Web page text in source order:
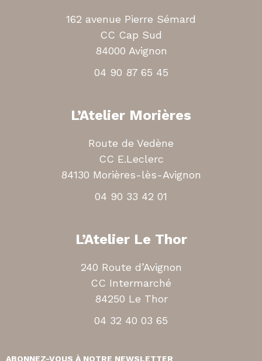
162 avenue Pierre Sémard
CC Cap Sud
84000 Avignon
04 90 87 65 45
L’Atelier Morières
Route de Vedène
CC E.Leclerc
84130 Morières-lès-Avignon
04 90 33 42 01
L’Atelier Le Thor
240 Route d’Avignon
CC Intermarché
84250 Le Thor
04 32 40 03 65
ABONNEZ-VOUS À NOTRE NEWSLETTER